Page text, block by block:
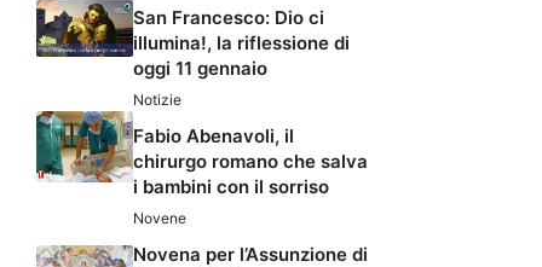
San Francesco: Dio ci
illumina!, la riflessione di
oggi 11 gennaio
Notizie
Fabio Abenavoli, il
chirurgo romano che salva
i bambini con il sorriso
Novene
Novena per l’Assunzione di